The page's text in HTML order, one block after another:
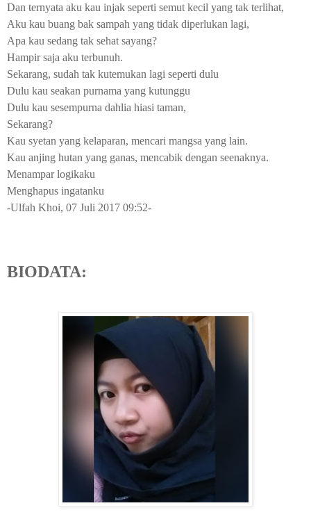
Dan ternyata aku kau injak seperti semut kecil yang tak terlihat,
Aku kau buang bak sampah yang tidak diperlukan lagi,
Apa kau sedang tak sehat sayang?
Hampir saja aku terbunuh.
Sekarang, sudah tak kutemukan lagi seperti dulu
Dulu kau seakan purnama yang kutunggu
Dulu kau sesempurna dahlia hiasi taman,
Sekarang?
Kau syetan yang kelaparan, mencari mangsa yang lain.
Kau anjing hutan yang ganas, mencabik dengan seenaknya.
Menampar logikaku
Menghapus ingatanku
-Ulfah Khoi, 07 Juli 2017 09:52-
BIODATA: